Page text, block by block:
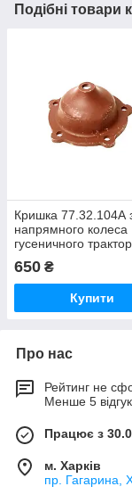
Подібні товари
Кришка 77.32.104А
напрямного колеса
гусеничного
ДТ-75, ДТ-75Н, ДТ-
ДТ-75МВ, ДТ-75НБ
650 ₴
Купити
Про нас
Рейтинг не
Менше 5
Працює з
м. Харків
пр. Гагарина,